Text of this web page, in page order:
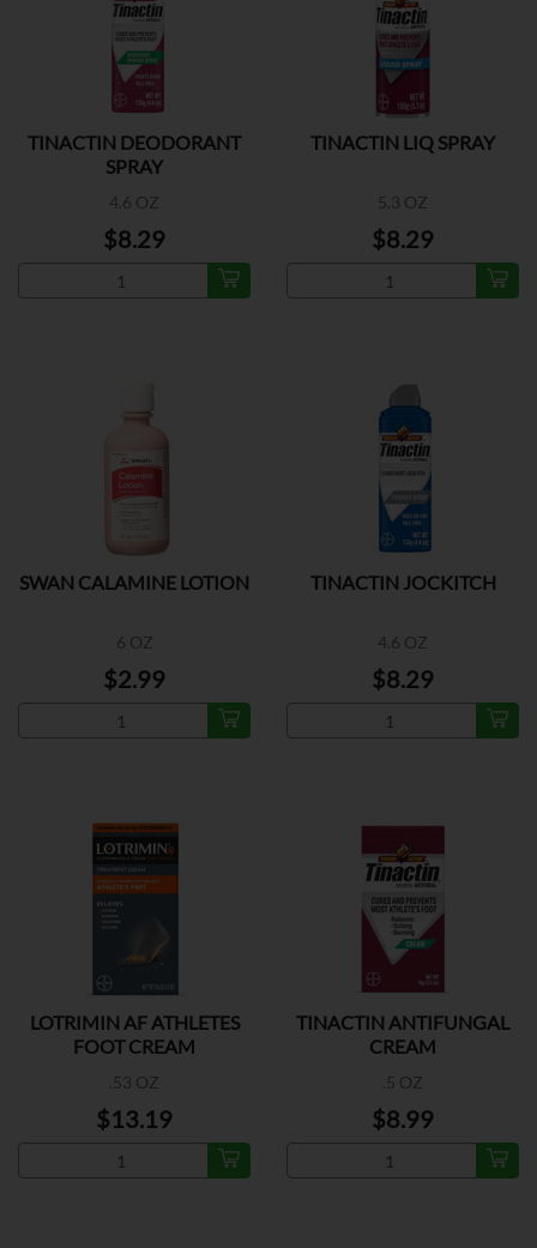
TINACTIN DEODORANT
SPRAY
4.6 OZ
$8.29
TINACTIN LIQ SPRAY
5.3 OZ
$8.29
SWAN CALAMINE LOTION
6 OZ
$2.99
TINACTIN JOCKITCH
4.6 OZ
$8.29
LOTRIMIN AF ATHLETES
FOOT CREAM
.53 OZ
$13.19
TINACTIN ANTIFUNGAL
CREAM
.5 OZ
$8.99